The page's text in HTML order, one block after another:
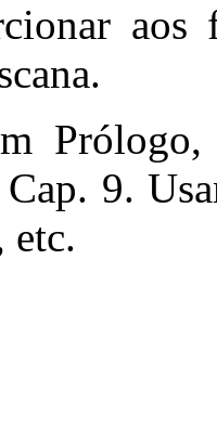
aos
Prólogo,
9.
etc.